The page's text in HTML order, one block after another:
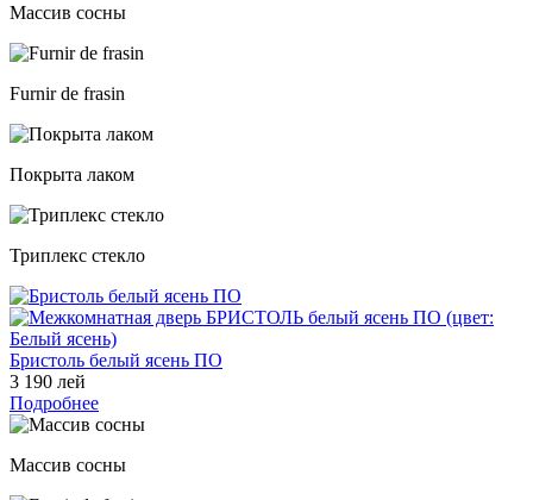
Массив сосны
Furnir de frasin
Покрыта лаком
Триплекс стекло
Бристоль белый ясень ПО
3 190 лей
Подробнее
Массив сосны